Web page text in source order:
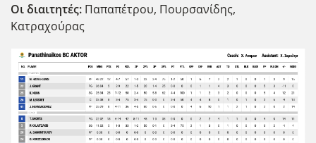
Οι διαιτητές: Παπαπέτρου, Πουρσανίδης,
Κατραχούρας